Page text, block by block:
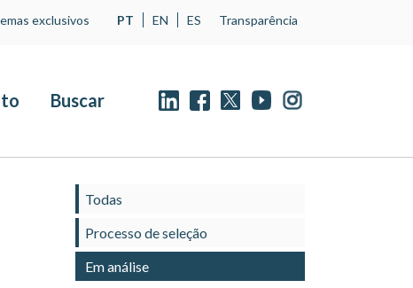
exclusivos PT EN ES Transparência
Buscar
Todas
Processo de seleção
Em análise